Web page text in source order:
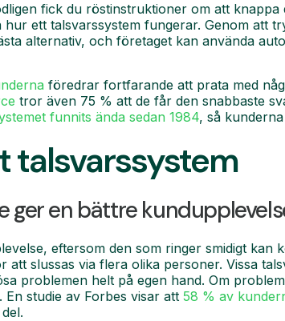
fick du röstinstruktioner om att
hur ett talsvarssystem fungerar. Genom att
alternativ, och företaget kan använda
föredrar fortfarande att prata med
tror även 75 % att de får den snabbaste
funnits ända sedan 1984, så
talsvarssystem
ger en bättre
eftersom den som ringer smidigt kan
slussas via flera olika personer. Vissa
problemen helt på egen hand. Om
studie av Forbes visar att 58 % av